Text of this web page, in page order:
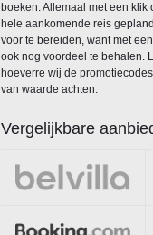
boeken. Allemaal met een klik
hele aankomende reis
voor te bereiden, want met
ook nog voordeel te behalen.
hoeverre wij de
van waarde achten.
Vergelijkbare